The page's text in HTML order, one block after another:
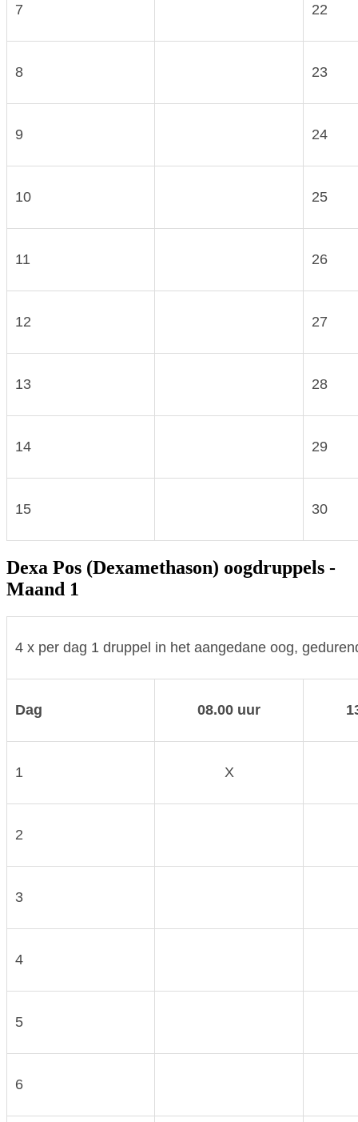
7 22
8 23
9 24
10 25
11 26
12 27
13 28
14 29
15 30
Dexa Pos (Dexamethason) oogdruppels -
Maand 1
4 x per dag 1 druppel in het aangedane oog,
Dag 08.00 uur
1 X
2
3
4
5
6